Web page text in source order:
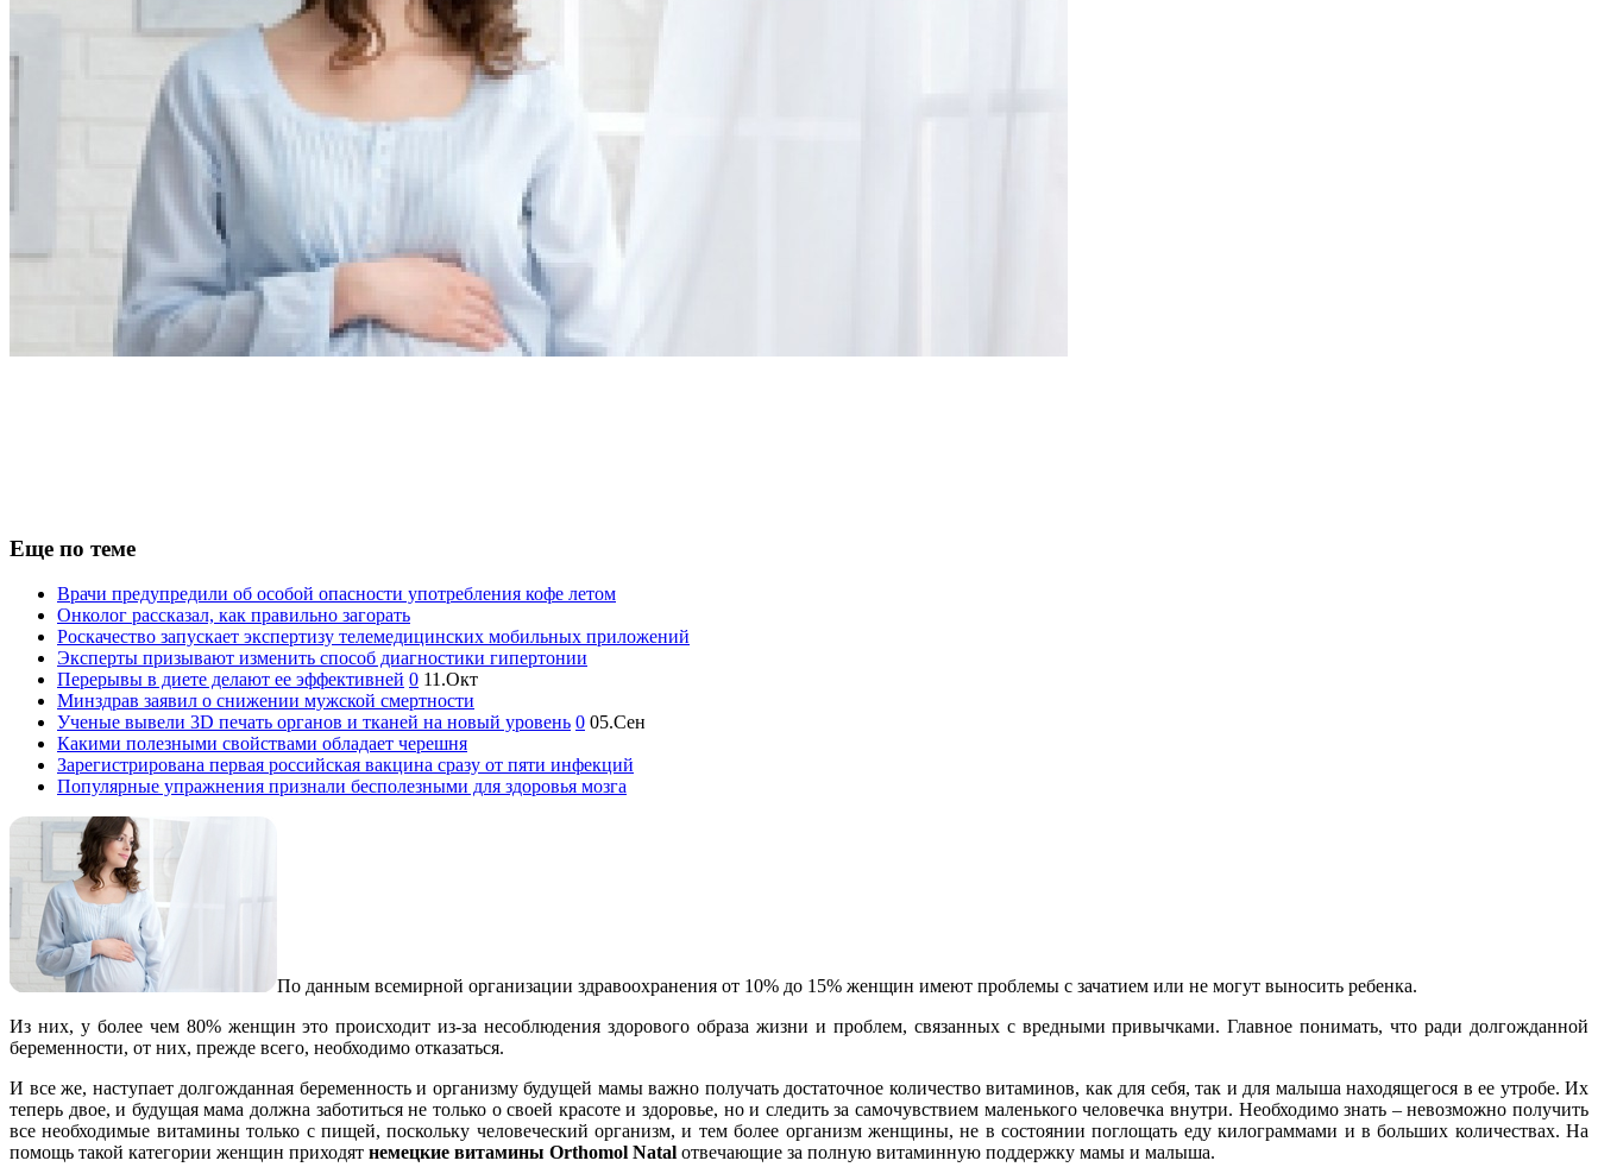
Еще по теме
Врачи предупредили об особой опасности употребления кофе летом
Онколог рассказал, как правильно загорать
Роскачество запускает экспертизу телемедицинских мобильных приложений
Эксперты призывают изменить способ диагностики гипертонии
Перерывы в диете делают ее эффективней 0 11.Окт
Минздрав заявил о снижении мужской смертности
Ученые вывели 3D печать органов и тканей на новый уровень 0 05.Сен
Какими полезными свойствами обладает черешня
Зарегистрирована первая российская вакцина сразу от пяти инфекций
Популярные упражнения признали бесполезными для здоровья мозга
По данным всемирной организации здравоохранения от 10% до 15% женщин имеют проблемы с зачатием или не могут выносить ребенка.
Из них, у более чем 80% женщин это происходит из-за несоблюдения здорового образа жизни и проблем, связанных с вредными привычками. Главное понимать, что ради долгожданной
беременности, от них, прежде всего, необходимо отказаться.
И все же, наступает долгожданная беременность и организму будущей мамы важно получать достаточное количество витаминов, как для себя, так и для малыша находящегося в ее утробе. Их
теперь двое, и будущая мама должна заботиться не только о своей красоте и здоровье, но и следить за самочувствием маленького человечка внутри. Необходимо знать – невозможно получить
все необходимые витамины только с пищей, поскольку человеческий организм, и тем более организм женщины, не в состоянии поглощать еду килограммами и в больших количествах. На
помощь такой категории женщин приходят немецкие витамины Orthomol Natal отвечающие за полную витаминную поддержку мамы и малыша.